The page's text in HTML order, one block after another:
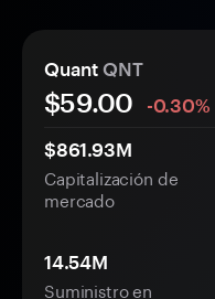
Quant QNT
$59.00
-0.30%
$861.93M
Capitalización de
mercado
14.54M
Suministro en